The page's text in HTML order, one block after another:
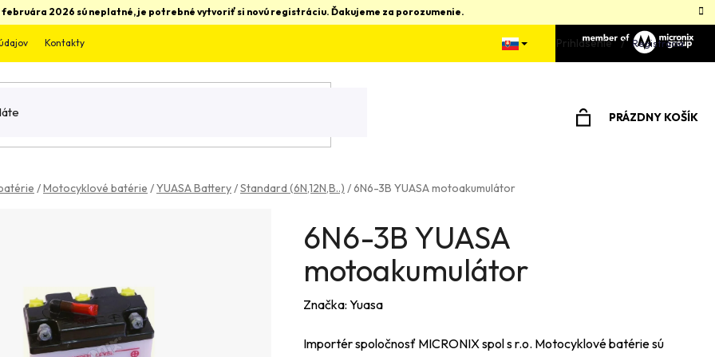
2026 sú neplatné, je potrebné vytvoriť si novú registráciu. Ďakujeme za porozumenie.
Kontakty Prihlásenie Registrácia
PRÁZDNY KOŠÍK
/Motocyklové batérie /YUASA Battery/Standard (6N,12N,B..) /6N6-3B YUASA motoakumulátor
6N6-3B YUASA
motoakumulátor
Značka: Yuasa
Importér spoločnosť MICRONIX spol s r.o. Motocyklové batérie sú